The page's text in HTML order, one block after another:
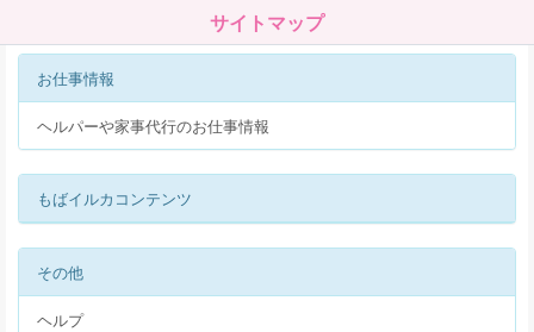
サイトマップ
お仕事情報
ヘルパーや家事代行のお仕事情報
もばイルカコンテンツ
その他
ヘルプ